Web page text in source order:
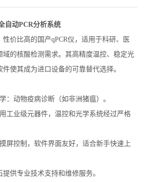
PCR
荧光定量PCR
梯度PCR
PCR仪
PCR仪
普通PCR仪
光光度计
自动PCR分析系统
价比高的国产qPCR仪，适用于科研、医
域的核酸检测需求。其高精度温控、稳定光
使其成为进口设备的可靠替代选择。
：动物疫病诊断（如非洲猪瘟）。
工业级元器件，温控和光学系统经过严格
屏控制，软件界面友好，适合新手快速上
供专业技术支持和维修服务。